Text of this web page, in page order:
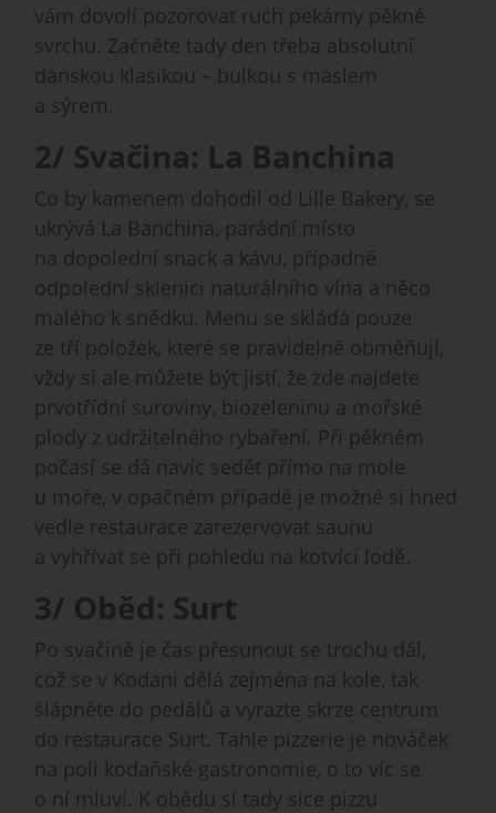
vám dovolí pozorovat ruch pekárny pěkné
svrchu. Začněte tady den třeba absolutní
dánskou klasikou – bulkou s máslem
a sýrem.
2/ Svačina: La Banchina
Co by kamenem dohodil od Lille Bakery, se
ukrývá La Banchina, parádní místo
na dopolední snack a kávu, případně
odpolední sklenici naturálního vína a něco
malého k snědku. Menu se skládá pouze
ze tří položek, které se pravidelně obměňují,
vždy si ale můžete být jistí, že zde najdete
prvotřídní suroviny, biozeleninu a mořské
plody z udržitelného rybaření. Při pěkném
počasí se dá navíc sedět přímo na mole
u moře, v opačném případě je možné si hned
vedle restaurace zarezervovat saunu
a vyhřívat se při pohledu na kotvící lodě.
3/ Oběd: Surt
Po svačině je čas přesunout se trochu dál,
což se v Kodani dělá zejména na kole, tak
šlápněte do pedálů a vyrazte skrze centrum
do restaurace Surt. Tahle pizzerie je nováček
na poli kodaňské gastronomie, o to víc se
o ní mluví. K obědu si tady sice pizzu